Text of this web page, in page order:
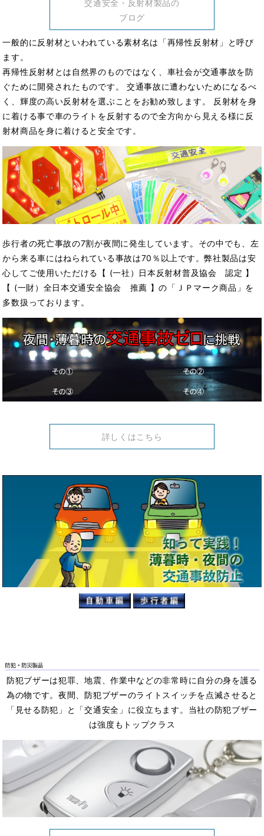
交通安全・反射材製品の
ブログ
一般的に反射材といわれている素材名は「再帰性反射材」と呼び
ます。
再帰性反射材とは自然界のものではなく、車社会が交通事故を防
ぐために開発されたものです。 交通事故に遭わないためになるべ
く、輝度の高い反射材を選ぶことをお勧め致します。 反射材を身
に着ける事で車のライトを反射するので全方向から見える様に反
射材商品を身に着けると安全です。
歩行者の死亡事故の7割が夜間に発生しています。その中でも、左
から来る車にはねられている事故は70％以上です。弊社製品は安
心してご使用いただける【 (一社）日本反射材普及協会 認定 】
【 (一財）全日本交通安全協会 推薦 】の「ＪＰマーク商品」を
多数扱っております。
詳しくはこちら
防犯ブザーは犯罪、地震、作業中などの非常時に自分の身を護る
為の物です。夜間、防犯ブザーのライトスイッチを点滅させると
「見せる防犯」と「交通安全」に役立ちます。当社の防犯ブザー
は強度もトップクラス